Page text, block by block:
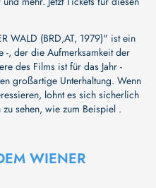
WALD (BRD,AT, 1979)" ist ein
-, der die Aufmerksamkeit der
des Films ist für das Jahr -
großartige Unterhaltung. Wenn
lohnt es sich sicherlich
sehen, wie zum Beispiel .
WIENER